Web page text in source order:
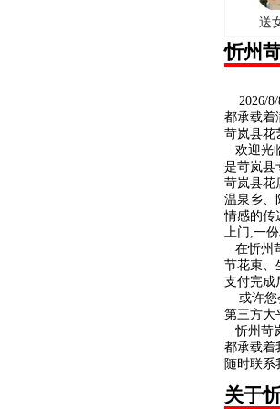
送
忻州
2026/8/
都承载着
苛岚县花
欢迎光
是苛岚县
苛岚县花
温泉乡、
情感的传
上门,一
在忻州
节花束、
支付完成
或许您
第三方大
忻州苛
都承载着
随时联
关于